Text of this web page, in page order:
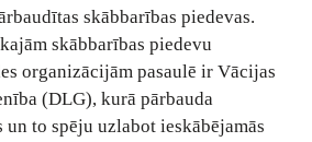
skābbarības piedevas.
skābbarības piedevu
organizācijām pasaulē ir Vācijas
(DLG), kurā pārbauda
un to spēju uzlabot ieskābējamās